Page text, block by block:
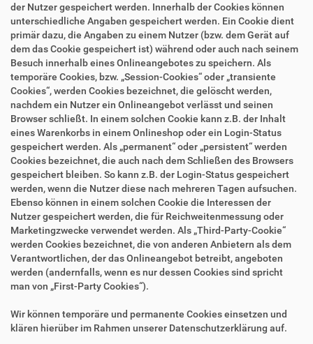
der Nutzer gespeichert werden. Innerhalb der Cookies können
unterschiedliche Angaben gespeichert werden. Ein Cookie dient
primär dazu, die Angaben zu einem Nutzer (bzw. dem Gerät auf
dem das Cookie gespeichert ist) während oder auch nach seinem
Besuch innerhalb eines Onlineangebotes zu speichern. Als
temporäre Cookies, bzw. „Session-Cookies“ oder „transiente
Cookies“, werden Cookies bezeichnet, die gelöscht werden,
nachdem ein Nutzer ein Onlineangebot verlässt und seinen
Browser schließt. In einem solchen Cookie kann z.B. der Inhalt
eines Warenkorbs in einem Onlineshop oder ein Login-Status
gespeichert werden. Als „permanent“ oder „persistent“ werden
Cookies bezeichnet, die auch nach dem Schließen des Browsers
gespeichert bleiben. So kann z.B. der Login-Status gespeichert
werden, wenn die Nutzer diese nach mehreren Tagen aufsuchen.
Ebenso können in einem solchen Cookie die Interessen der
Nutzer gespeichert werden, die für Reichweitenmessung oder
Marketingzwecke verwendet werden. Als „Third-Party-Cookie“
werden Cookies bezeichnet, die von anderen Anbietern als dem
Verantwortlichen, der das Onlineangebot betreibt, angeboten
werden (andernfalls, wenn es nur dessen Cookies sind spricht
man von „First-Party Cookies“).
Wir können temporäre und permanente Cookies einsetzen und
klären hierüber im Rahmen unserer Datenschutzerklärung auf.